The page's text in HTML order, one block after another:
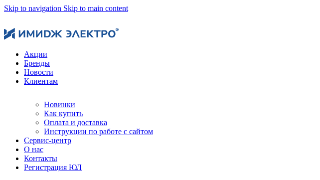
Skip to navigation Skip to main content
Акции
Бренды
Новости
Клиентам
Новинки
Как купить
Оплата и доставка
Инструкции по работе с сайтом
Сервис-центр
О нас
Контакты
Регистрация ЮЛ